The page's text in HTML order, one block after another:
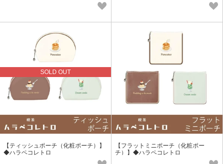
SOLD OUT
【ティッシュポーチ（化粧ポーチ）】
◆ハラペコレトロ
【フラットミニポーチ（化粧ポー
チ）】◆ハラペコレトロ